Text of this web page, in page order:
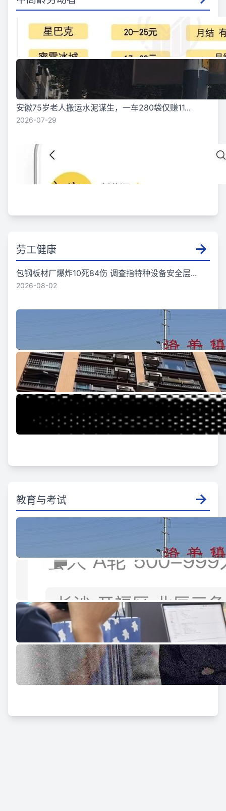
安徽75岁老人搬运水泥谋生，一车280袋仅赚11...
2026-07-29
劳工健康
包钢板材厂爆炸10死84伤 调查指特种设备安全层...
2026-08-02
教育与考试